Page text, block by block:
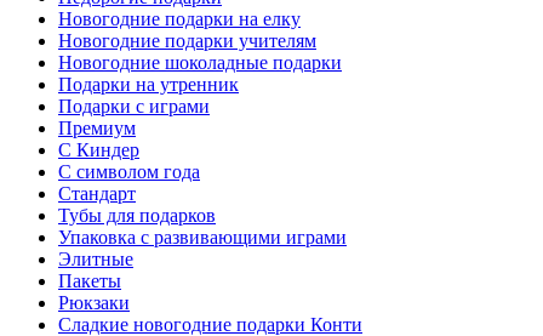
Новогодние подарки на елку
Новогодние подарки учителям
Новогодние шоколадные подарки
Подарки на утренник
Подарки с играми
Премиум
С Киндер
С символом года
Стандарт
Тубы для подарков
Упаковка с развивающими играми
Элитные
Пакеты
Рюкзаки
Сладкие новогодние подарки Конти